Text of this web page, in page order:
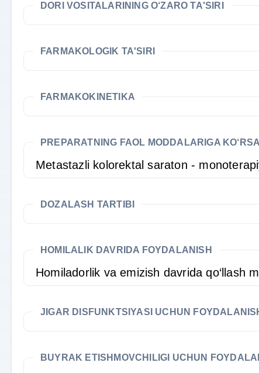
DORI VOSITALARINING O‘ZARO TA'SIRI
FARMAKOLOGIK TA'SIRI
FARMAKOKINETIKA
PREPARATNING FAOL MODDALARIGA
Metastazli kolorektal saraton -
DOZALASH TARTIBI
HOMILALIK DAVRIDA FOYDALANISH
Homiladorlik va emizish davrida qo‘llash
JIGAR DISFUNKTSIYASI UCHUN
BUYRAK ETISHMOVCHILIGI UCHUN